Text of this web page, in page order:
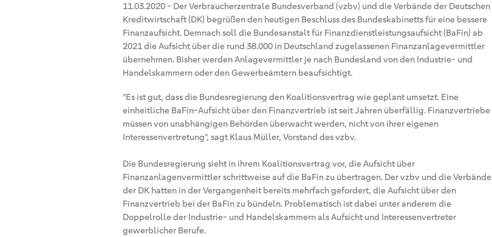
11.03.2020 - Der Verbraucherzentrale Bundesverband (vzbv) und die Verbände der Deutschen
Kreditwirtschaft (DK) begrüßen den heutigen Beschluss des Bundeskabinetts für eine bessere
Finanzaufsicht. Demnach soll die Bundesanstalt für Finanzdienstleistungsaufsicht (BaFin) ab
2021 die Aufsicht über die rund 38.000 in Deutschland zugelassenen Finanzanlagevermittler
übernehmen. Bisher werden Anlagevermittler je nach Bundesland von den Industrie- und
Handelskammern oder den Gewerbeämtern beaufsichtigt.
"Es ist gut, dass die Bundesregierung den Koalitionsvertrag wie geplant umsetzt. Eine
einheitliche BaFin-Aufsicht über den Finanzvertrieb ist seit Jahren überfällig. Finanzvertriebe
müssen von unabhängigen Behörden überwacht werden, nicht von ihrer eigenen
Interessenvertretung", sagt Klaus Müller, Vorstand des vzbv.
Die Bundesregierung sieht in ihrem Koalitionsvertrag vor, die Aufsicht über
Finanzanlagenvermittler schrittweise auf die BaFin zu übertragen. Der vzbv und die Verbände
der DK hatten in der Vergangenheit bereits mehrfach gefordert, die Aufsicht über den
Finanzvertrieb bei der BaFin zu bündeln. Problematisch ist dabei unter anderem die
Doppelrolle der Industrie- und Handelskammern als Aufsicht und Interessenvertreter
gewerblicher Berufe.